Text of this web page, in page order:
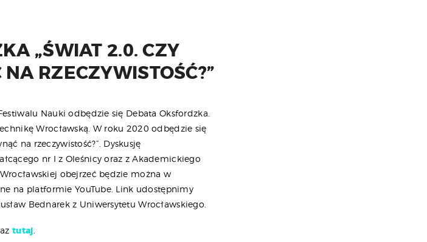
„ŚWIAT 2.0. CZY
RZECZYWISTOŚĆ?”
Nauki odbędzie się Debata Oksfordzka.
Wrocławską. W roku 2020 odbędzie się
na rzeczywistość?”. Dyskusję
nr I z Oleśnicy oraz z Akademickiego
obejrzeć będzie można w
na platformie YouTube. Link udostępnimy
Bednarek z Uniwersytetu Wrocławskiego.
tutaj